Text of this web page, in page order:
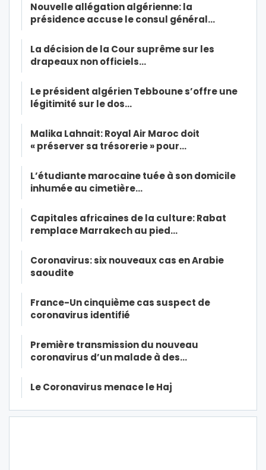
Nouvelle allégation algérienne: la
présidence accuse le consul général…
La décision de la Cour suprême sur les
drapeaux non officiels…
Le président algérien Tebboune s’offre une
légitimité sur le dos…
Malika Lahnait: Royal Air Maroc doit
« préserver sa trésorerie » pour…
L’étudiante marocaine tuée à son domicile
inhumée au cimetière…
Capitales africaines de la culture: Rabat
remplace Marrakech au pied…
Coronavirus: six nouveaux cas en Arabie
saoudite
France-Un cinquième cas suspect de
coronavirus identifié
Première transmission du nouveau
coronavirus d’un malade à des…
Le Coronavirus menace le Haj